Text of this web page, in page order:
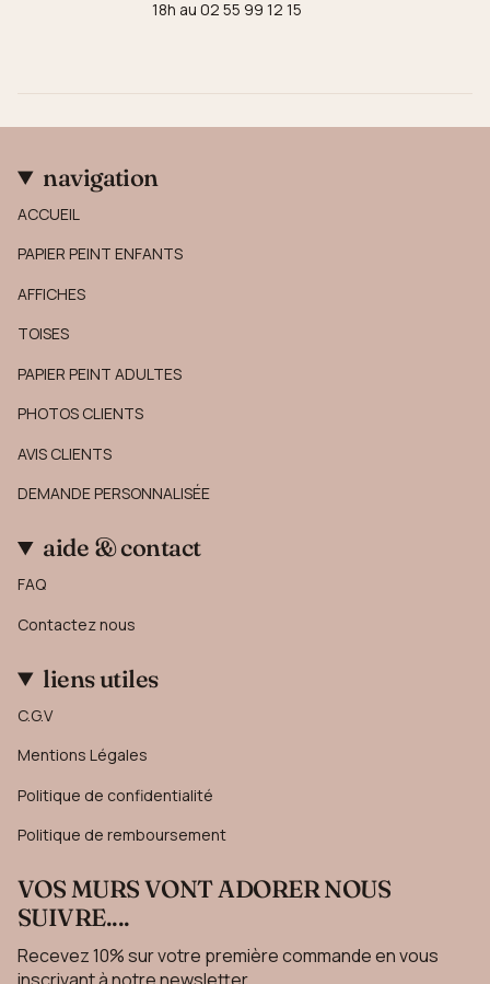
18h au 02 55 99 12 15
navigation
ACCUEIL
PAPIER PEINT ENFANTS
AFFICHES
TOISES
PAPIER PEINT ADULTES
PHOTOS CLIENTS
AVIS CLIENTS
DEMANDE PERSONNALISÉE
aide & contact
FAQ
Contactez nous
liens utiles
C.G.V
Mentions Légales
Politique de confidentialité
Politique de remboursement
VOS MURS VONT ADORER NOUS
SUIVRE....
Recevez 10% sur votre première commande en vous